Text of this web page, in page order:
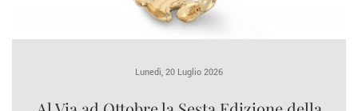
Lunedì, 20 Luglio 2026